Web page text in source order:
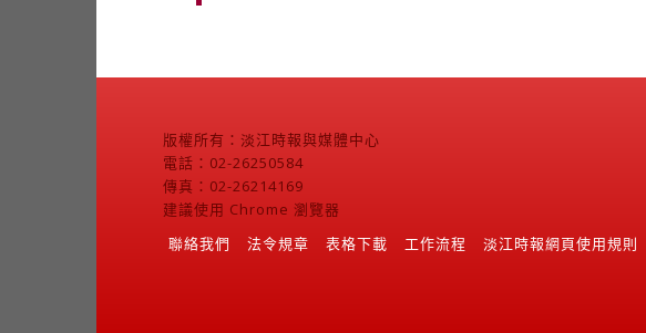
版權所有：淡江時報與媒體中心
電話：02-26250584
傳真：02-26214169
建議使用 Chrome 瀏覽器
聯絡我們
法令規章 表格下載 工作流程 淡江時報網頁使用規則